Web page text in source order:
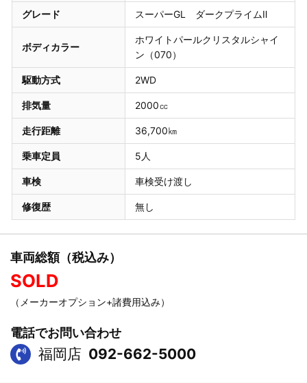
グレード スーパーGL ダークプライムⅡ
ボディカラー
ホワイトパールクリスタルシャイ
ン（070）
駆動方式 2WD
排気量 2000㏄
走行距離 36,700㎞
乗車定員 5人
車検 車検受け渡し
修復歴 無し
車両総額（税込み）
SOLD
（メーカーオプション+諸費用込み）
電話でお問い合わせ
福岡店 092-662-5000